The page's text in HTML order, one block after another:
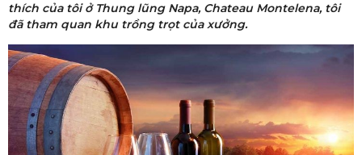
thích của tôi ở Thung lũng Napa, Chateau Montelena, tôi
đã tham quan khu trồng trọt của xưởng.